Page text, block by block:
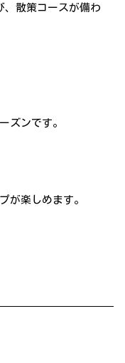
、散策コースが備わ
ズンです。
が楽しめます。